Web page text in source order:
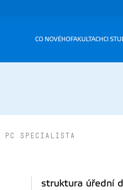
CO NOVÉHOFAKULTACHCI
PC specialista
struktura úřední